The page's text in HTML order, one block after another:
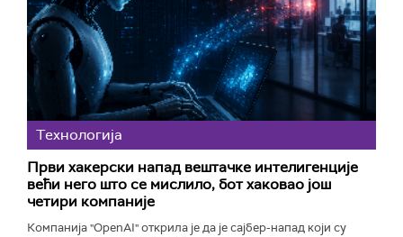
Технологијa
Први хакерски напад вештачке интелигенције
већи него што се мислило, бот хаковао још
четири компаније
Компанија "OpenAI" открила је да је сајбер-напад који су